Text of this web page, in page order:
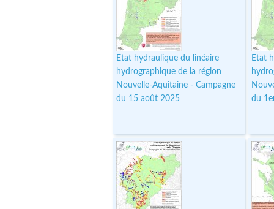
Etat hydraulique du linéaire
hydrographique de la région
Nouvelle-Aquitaine - Campagne
du 15 août 2025
Etat
du